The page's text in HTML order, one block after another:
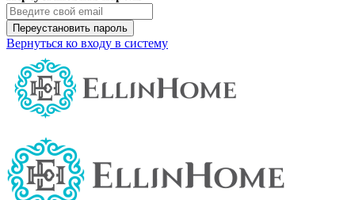
Переустановить пароль
Вернуться ко входу в систему